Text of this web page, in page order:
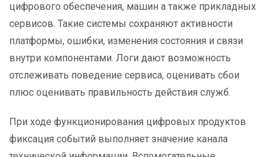
цифрового обеспечения, машин а также прикладных
сервисов. Такие системы сохраняют активности
платформы, ошибки, изменения состояния и связи
внутри компонентами. Логи дают возможность
отслеживать поведение сервиса, оценивать сбои
плюс оценивать правильность действия служб.
При ходе функционирования цифровых продуктов
фиксация событий выполняет значение канала